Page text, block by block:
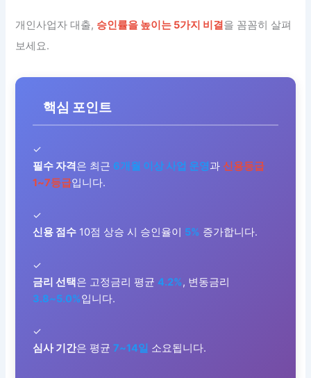
개인사업자 대출, 승인률을 높이는 5가지 비결을 꼼꼼히 살펴
보세요.
핵심 포인트
✓
필수 자격은 최근 6개월 이상 사업 운영과 신용등급
1~7등급입니다.
✓
신용 점수 10점 상승 시 승인율이 5% 증가합니다.
✓
금리 선택은 고정금리 평균4.2%, 변동금리
3.8~5.0%입니다.
✓
심사 기간은 평균7~14일 소요됩니다.